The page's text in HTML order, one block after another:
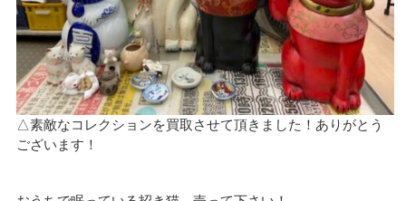
△素敵なコレクションを買取させて頂きました！ありがとう
ございます！